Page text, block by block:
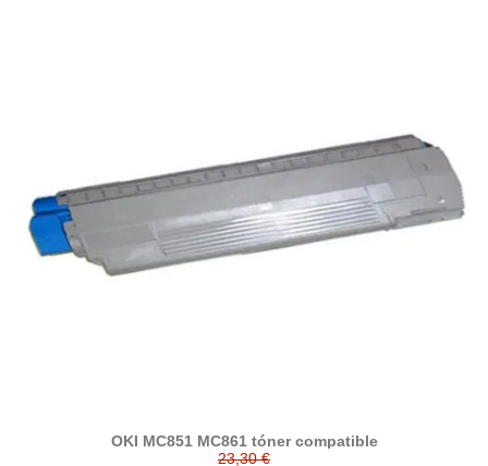
OKI MC851 MC861 tóner compatible
23,30 €